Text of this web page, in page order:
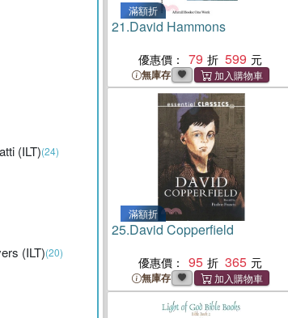
(ILT)(24)
(ILT)(20)
滿額折
21.David Hammons
優惠價： 79 599
無庫存
滿額折
25.David Copperfield
優惠價： 95 365
無庫存